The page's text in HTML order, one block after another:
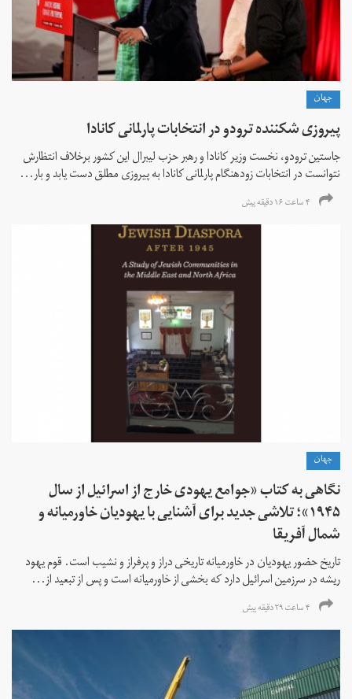
جهان
پیروزی شکننده ترودو در انتخابات پارلمانی کانادا
جاستین ترودو، نخست وزیر کانادا و رهبر حزب لیبرال این کشور برخلاف انتظارش
نتوانست در انتخابات زود‌هنگام پارلمانی کانادا به پیروزی مطلق دست یابد و بار...
۴ ساعت ۱۶ دقیقه پیش
جهان
نگاهی به کتاب «جوامع یهودی خارج از اسرائیل از سال
۱۹۴۵»؛ تلاشی جدید برای آشنایی با یهودیان خاورمیانه و
شمال آفریقا
تاریخ حضور یهودیان در خاورمیانه تاریخی دراز و پرفراز و نشیب است. قوم یهود
ریشه در سرزمین اسرائیل دارد که بخشی از خاورمیانه است و پس از تبعید از...
۴ ساعت ۲۹ دقیقه پیش